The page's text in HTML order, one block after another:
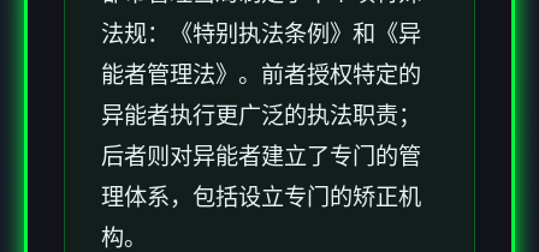
法规：《特别执法条例》和《异
能者管理法》。前者授权特定的
异能者执行更广泛的执法职责；
后者则对异能者建立了专门的管
理体系，包括设立专门的矫正机
构。